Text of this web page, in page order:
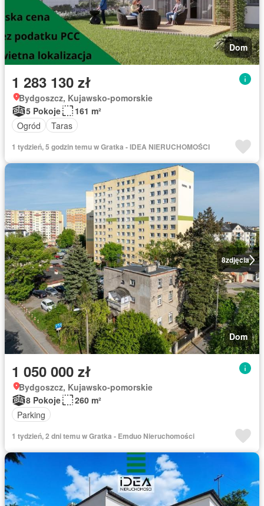
Dom
1 283 130 zł
Bydgoszcz, Kujawsko-pomorskie
5 Pokoje
161 m²
Ogród
Taras
1 tydzień, 5 godzin temu w Gratka - IDEA NIERUCHOMOŚCI
8zdjęcia
Dom
1 050 000 zł
Bydgoszcz, Kujawsko-pomorskie
8 Pokoje
260 m²
Parking
1 tydzień, 2 dni temu w Gratka - Emduo Nieruchomości